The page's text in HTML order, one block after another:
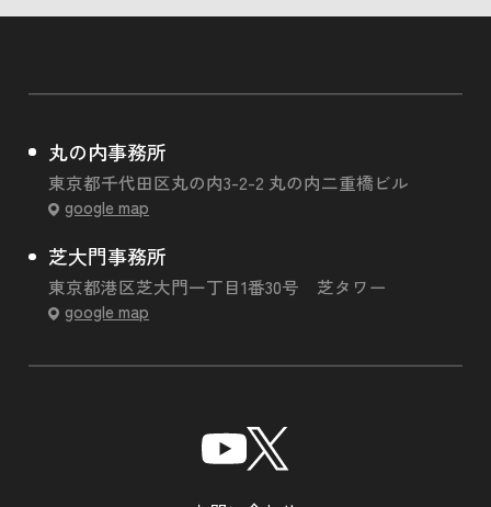
丸の内事務所
東京都千代田区丸の内3-2-2 丸の内二重橋ビル
google map
芝大門事務所
東京都港区芝大門一丁目1番30号 芝タワー
google map